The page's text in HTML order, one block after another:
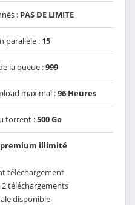
: PAS DE LIMITE
parallèle : 15
la queue :999
maximal :96 Heures
torrent :500 Go
illimité
téléchargement
téléchargements
disponible